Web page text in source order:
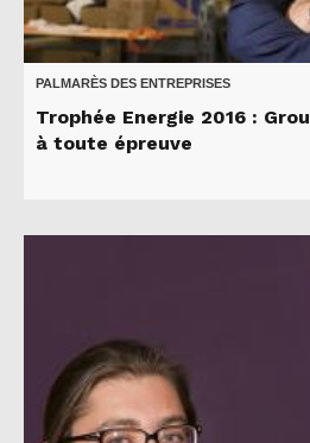
PALMARÈS DES ENTREPRISES
Trophée Energie 2016 :
à toute épreuve